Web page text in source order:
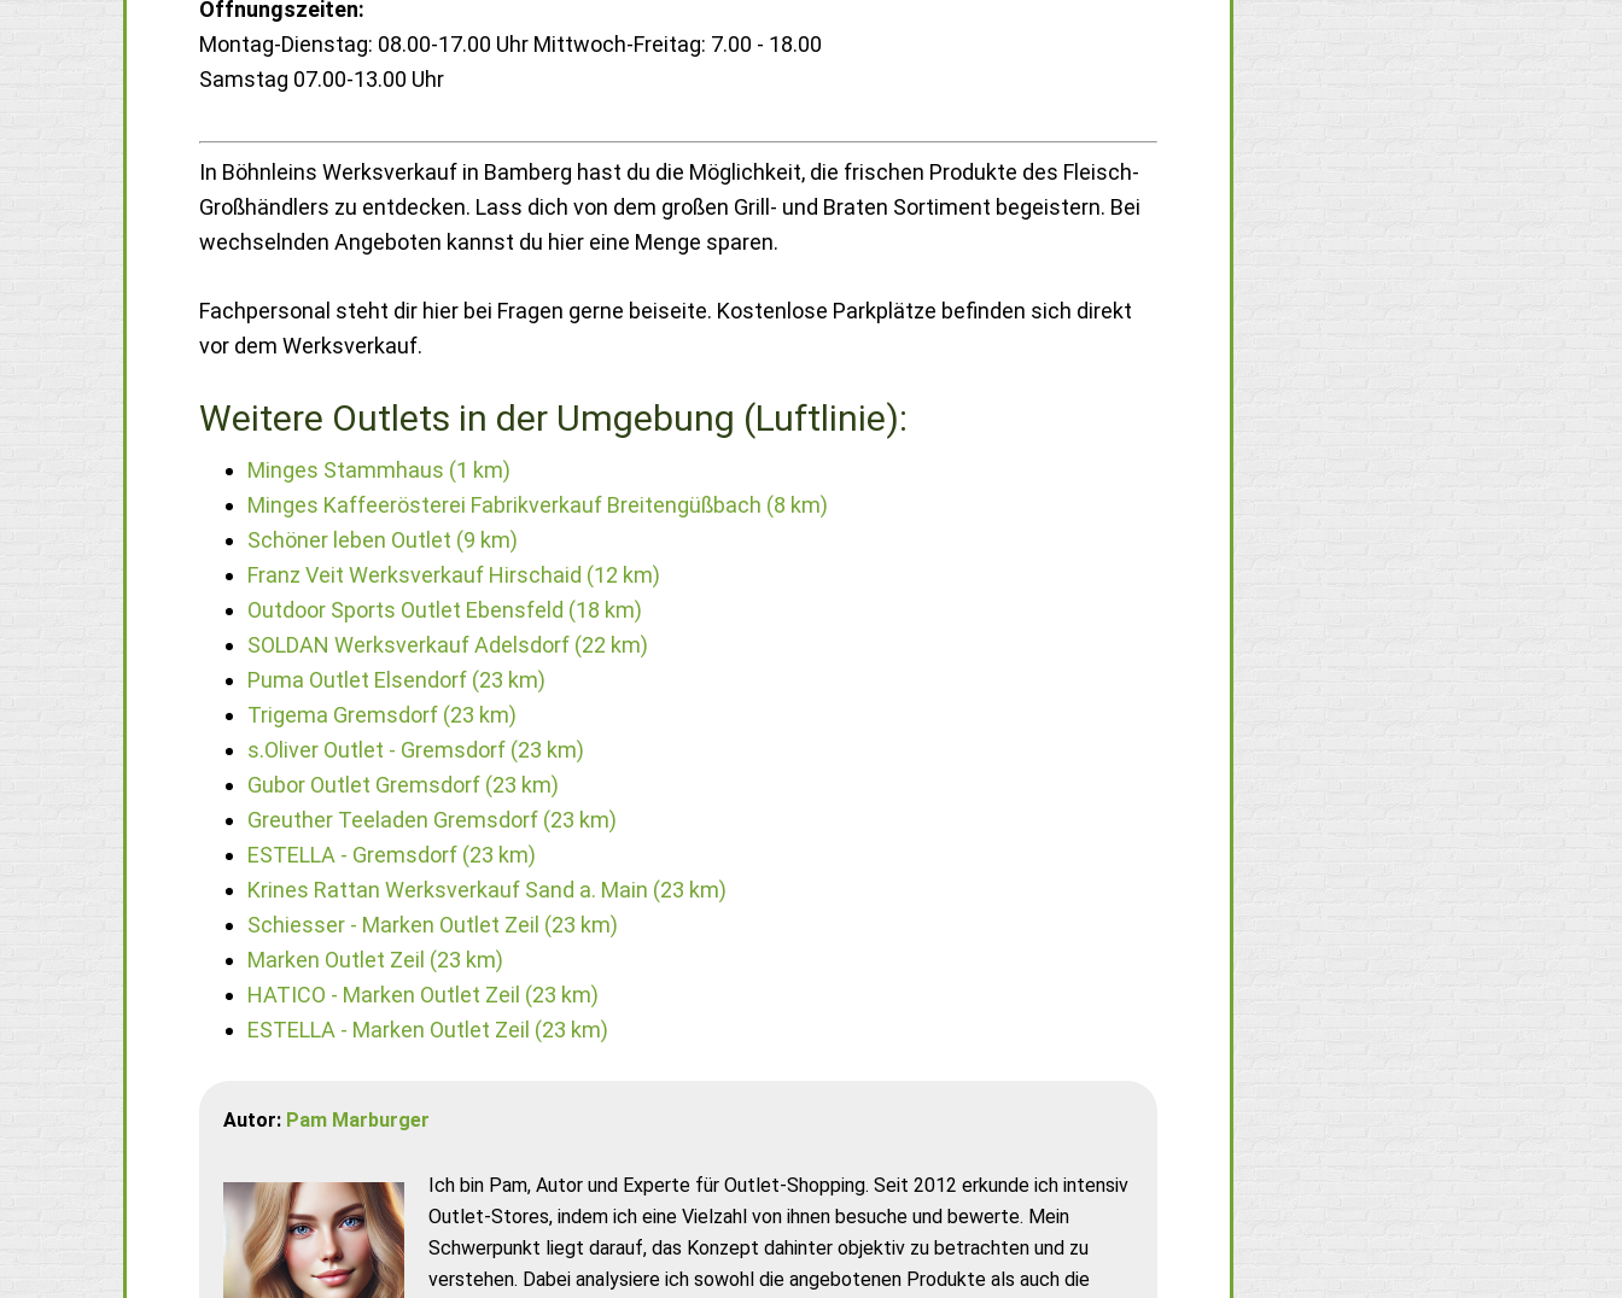
Öffnungszeiten:
Montag-Dienstag: 08.00-17.00 Uhr Mittwoch-Freitag: 7.00 - 18.00
Samstag 07.00-13.00 Uhr
In Böhnleins Werksverkauf in Bamberg hast du die Möglichkeit, die frischen Produkte des Fleisch-
Großhändlers zu entdecken. Lass dich von dem großen Grill- und Braten Sortiment begeistern. Bei
wechselnden Angeboten kannst du hier eine Menge sparen.
Fachpersonal steht dir hier bei Fragen gerne beiseite. Kostenlose Parkplätze befinden sich direkt
vor dem Werksverkauf.
Weitere Outlets in der Umgebung (Luftlinie):
Minges Stammhaus (1 km)
Minges Kaffeerösterei Fabrikverkauf Breitengüßbach (8 km)
Schöner leben Outlet (9 km)
Franz Veit Werksverkauf Hirschaid (12 km)
Outdoor Sports Outlet Ebensfeld (18 km)
SOLDAN Werksverkauf Adelsdorf (22 km)
Puma Outlet Elsendorf (23 km)
Trigema Gremsdorf (23 km)
s.Oliver Outlet - Gremsdorf (23 km)
Gubor Outlet Gremsdorf (23 km)
Greuther Teeladen Gremsdorf (23 km)
ESTELLA - Gremsdorf (23 km)
Krines Rattan Werksverkauf Sand a. Main (23 km)
Schiesser - Marken Outlet Zeil (23 km)
Marken Outlet Zeil (23 km)
HATICO - Marken Outlet Zeil (23 km)
ESTELLA - Marken Outlet Zeil (23 km)
Autor: Pam Marburger
Ich bin Pam, Autor und Experte für Outlet-Shopping. Seit 2012 erkunde ich intensiv
Outlet-Stores, indem ich eine Vielzahl von ihnen besuche und bewerte. Mein
Schwerpunkt liegt darauf, das Konzept dahinter objektiv zu betrachten und zu
verstehen. Dabei analysiere ich sowohl die angebotenen Produkte als auch die